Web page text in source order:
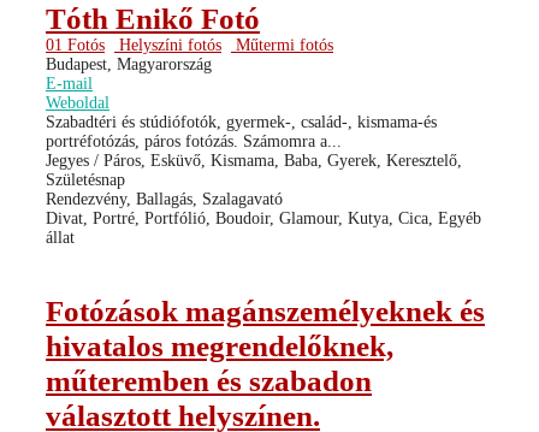
Tóth Enikő Fotó
01 Fotós Helyszíni fotós
Műtermi fotós
Budapest, Magyarország
E-mail
Weboldal
Szabadtéri és stúdiófotók, gyermek-, család-, kismama-és
portréfotózás, páros fotózás. Számomra a...
Jegyes / Páros, Esküvő, Kismama, Baba, Gyerek, Keresztelő,
Születésnap
Rendezvény, Ballagás, Szalagavató
Divat, Portré, Portfólió, Boudoir, Glamour, Kutya, Cica, Egyéb
állat
Fotózások magánszemélyeknek és
hivatalos megrendelőknek,
műteremben és szabadon
választott helyszínen.